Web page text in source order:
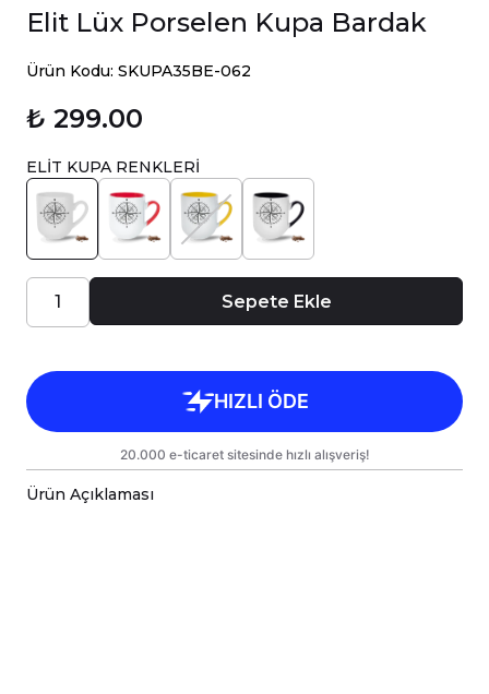
Elit Lüx Porselen Kupa Bardak
Ürün Kodu: SKUPA35BE-062
₺ 299.00
ELİT KUPA RENKLERİ
Sepete Ekle
Ürün Açıklaması